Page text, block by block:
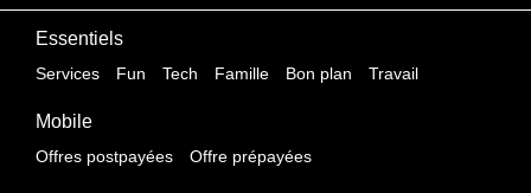
Essentiels
Services Fun Tech Famille Bon plan Travail
Mobile
Offres postpayées Offre prépayées